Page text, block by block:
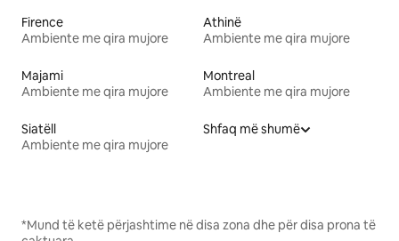
Firence
Ambiente me qira mujore
Athinë
Ambiente me qira mujore
Majami
Ambiente me qira mujore
Montreal
Ambiente me qira mujore
Siatëll
Ambiente me qira mujore
Shfaq më shumë
*Mund të ketë përjashtime në disa zona dhe për disa prona të